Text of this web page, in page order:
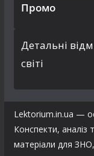
Промо
Детальні
світі
Lektorium.in.ua —
Конспекти, аналіз
матеріали для